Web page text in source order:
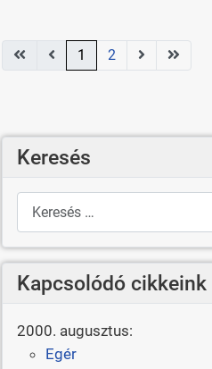
1 2
Keresés
Keresés
Kapcsolódó cikkeink
2000. augusztus:
Egér